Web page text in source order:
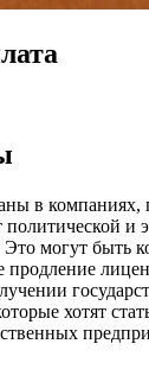
в компаниях,
и
Это могут быть
продление
хотят